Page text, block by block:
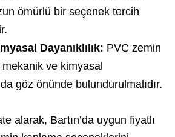
ömürlü bir seçenek tercih
Dayanıklılık: PVC zemin
mekanik ve kimyasal
da göz önünde bulundurulmalıdır.
alarak, Bartın’da uygun fiyatlı